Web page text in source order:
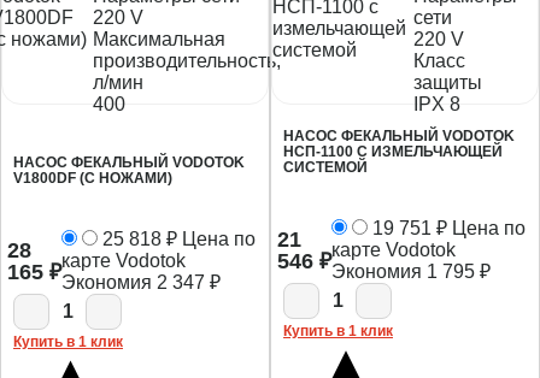
220 V
Максимальная
производительность,
л/мин
400
НАСОС ФЕКАЛЬНЫЙ VODOTOK
V1800DF (С НОЖАМИ)
28
165 ₽
25 818 ₽ Цена по
карте Vodotok
Экономия 2 347 ₽
1
Купить в 1 клик
сети
220 V
Класс
защиты
IPX 8
НАСОС ФЕКАЛЬНЫЙ VODOTOK
НСП-1100 С ИЗМЕЛЬЧАЮЩЕЙ
СИСТЕМОЙ
21
546 ₽
19 751 ₽ Цена по
карте Vodotok
Экономия 1 795 ₽
1
Купить в 1 клик